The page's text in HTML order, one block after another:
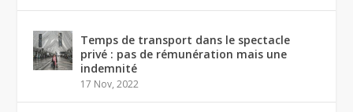
Temps de transport dans le spectacle
privé : pas de rémunération mais une
indemnité
17 Nov, 2022